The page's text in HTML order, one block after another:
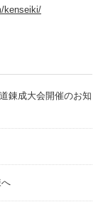
kenseiki/
錬成大会開催のお知